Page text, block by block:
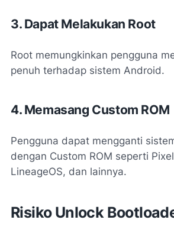
3. Dapat Melakukan Root
Root memungkinkan pengguna
penuh terhadap sistem Android.
4. Memasang Custom ROM
Pengguna dapat mengganti
dengan Custom ROM seperti
LineageOS, dan lainnya.
Risiko Unlock